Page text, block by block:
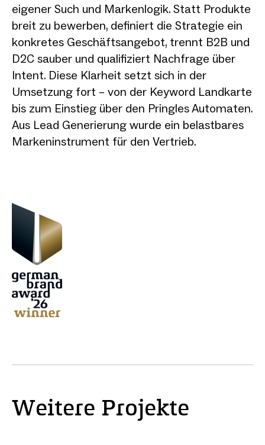
eigener Such und Markenlogik. Statt Produkte
breit zu bewerben, definiert die Strategie ein
konkretes Geschäftsangebot, trennt B2B und
D2C sauber und qualifiziert Nachfrage über
Intent. Diese Klarheit setzt sich in der
Umsetzung fort – von der Keyword Landkarte
bis zum Einstieg über den Pringles Automaten.
Aus Lead Generierung wurde ein belastbares
Markeninstrument für den Vertrieb.
Weitere Projekte